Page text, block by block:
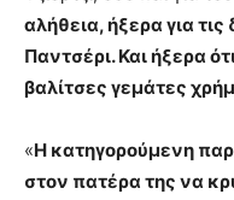
αλήθεια, ήξερα για
Παντσέρι. Και ήξερα
βαλίτσες γεμάτες
«Η κατηγορούμενη
στον πατέρα της να